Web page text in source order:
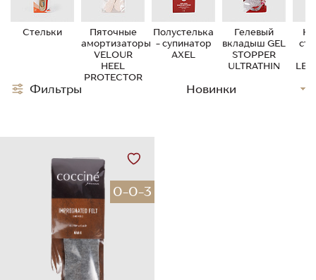
Стельки
Пяточные
амортизаторы
VELOUR
HEEL
PROTECTOR
Полустелька
- супинатор
AXEL
Гелевый
вкладыш GEL
STOPPER
ULTRATHIN
0-0-3
Фильтры